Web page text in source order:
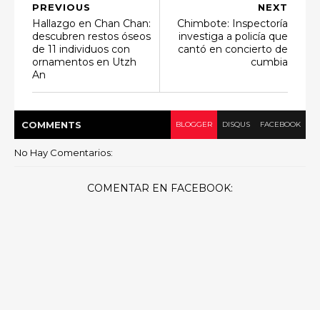
NEXT
Chimbote: Inspectoría
investiga a policía que
cantó en concierto de
cumbia
PREVIOUS
Hallazgo en Chan Chan:
descubren restos óseos
de 11 individuos con
ornamentos en Utzh
An
COMMENTS BLOGGER DISQUS FACEBOOK
No Hay Comentarios:
COMENTAR EN FACEBOOK: